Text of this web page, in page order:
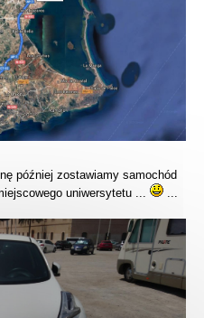
później zostawiamy samochód
uniwersytetu ...
...